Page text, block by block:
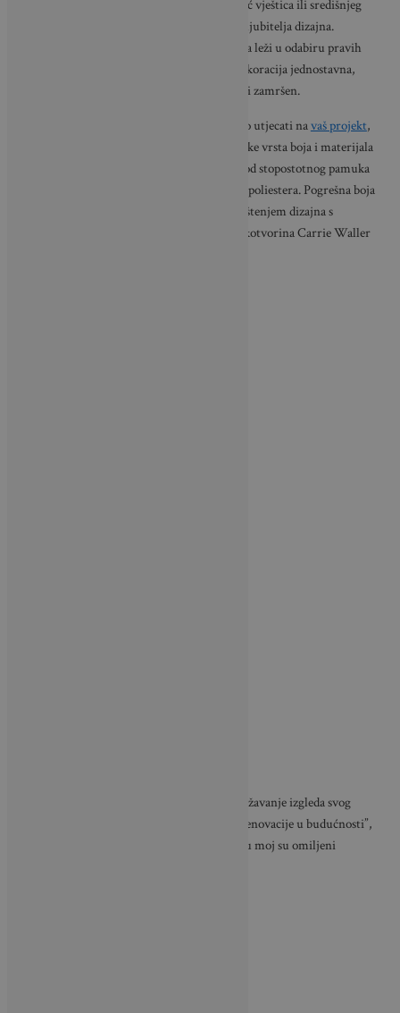
, kostima za Noć vještica ili središnjeg
dijela stola predstavlja pravi izazov za svakog ljubitelja dizajna.
Međutim, ključ uspješnog završnog proizvoda leži u odabiru pravih
materijala. Iako je većina pribora za izradu dekoracija jednostavna,
odabir odgovarajuće boje za tkaninu može biti zamršen.
Različite vrste boja za tkaninu mogu značajno utjecati navaš projekt,
stoga je važno razumjeti osnovne karakteristike vrsta boja i materijala
na koje ćete ih nanositi. Na primjer, tkanine od stopostotnog pamuka
reagirat će drugačije na boju nego tkanine od poliestera. Pogrešna boja
može rezultirati ljuskanjem, pucanjem ili ljuštenjem dizajna s
tkanine. Na sreću, stručnjakinja za izradu rukotvorina Carrie Waller
“Uvijek tražim brze i povoljne načine za osvježavanje izgleda svog
doma, kako bih svoj budžet sačuvala za veće renovacije u budućnosti”,
kaže Waller. “S obzirom na to, boje za tkaninu moj su omiljeni